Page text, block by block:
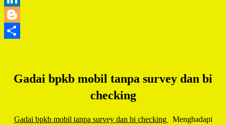
Gadai bpkb mobil tanpa survey dan bi
checking
Gadai bpkb mobil tanpa survey dan bi checking
Menghadapi